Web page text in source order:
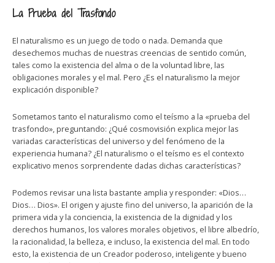
La Prueba del Trasfondo
El naturalismo es un juego de todo o nada. Demanda que
desechemos muchas de nuestras creencias de sentido común,
tales como la existencia del alma o de la voluntad libre, las
obligaciones morales y el mal. Pero ¿Es el naturalismo la mejor
explicación disponible?
Sometamos tanto el naturalismo como el teísmo a la «prueba del
trasfondo», preguntando: ¿Qué cosmovisión explica mejor las
variadas características del universo y del fenómeno de la
experiencia humana? ¿El naturalismo o el teísmo es el contexto
explicativo menos sorprendente dadas dichas características?
Podemos revisar una lista bastante amplia y responder: «Dios…
Dios… Dios». El origen y ajuste fino del universo, la aparición de la
primera vida y la conciencia, la existencia de la dignidad y los
derechos humanos, los valores morales objetivos, el libre albedrío,
la racionalidad, la belleza, e incluso, la existencia del mal. En todo
esto, la existencia de un Creador poderoso, inteligente y bueno